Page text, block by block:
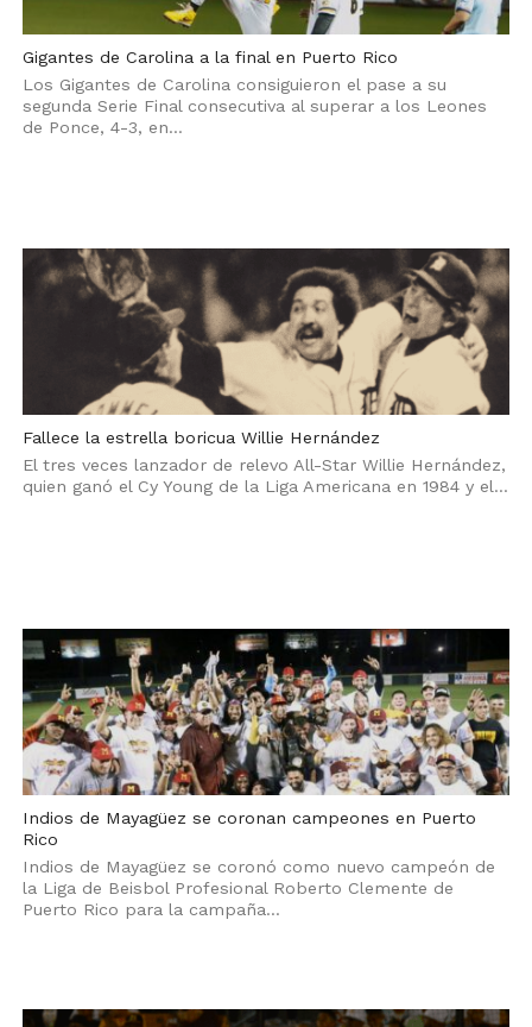
Gigantes de Carolina a la final en Puerto Rico
Los Gigantes de Carolina consiguieron el pase a su
segunda Serie Final consecutiva al superar a los Leones
de Ponce, 4-3, en...
Fallece la estrella boricua Willie Hernández
El tres veces lanzador de relevo All-Star Willie Hernández,
quien ganó el Cy Young de la Liga Americana en 1984 y el...
Indios de Mayagüez se coronan campeones en Puerto
Rico
Indios de Mayagüez se coronó como nuevo campeón de
la Liga de Beisbol Profesional Roberto Clemente de
Puerto Rico para la campaña...